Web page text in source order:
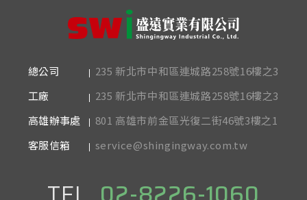
總公司
235 新北市中和區連城路258號16樓之3
工廠
235 新北市中和區連城路258號16樓之3
高雄辦事處
801 高雄市前金區光復二街46號3樓之1
客服信箱
service@shingingway.com.tw